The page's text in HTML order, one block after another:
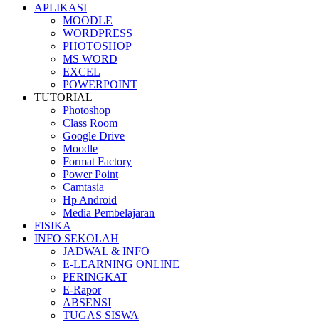
APLIKASI
MOODLE
WORDPRESS
PHOTOSHOP
MS WORD
EXCEL
POWERPOINT
TUTORIAL
Photoshop
Class Room
Google Drive
Moodle
Format Factory
Power Point
Camtasia
Hp Android
Media Pembelajaran
FISIKA
INFO SEKOLAH
JADWAL & INFO
E-LEARNING ONLINE
PERINGKAT
E-Rapor
ABSENSI
TUGAS SISWA